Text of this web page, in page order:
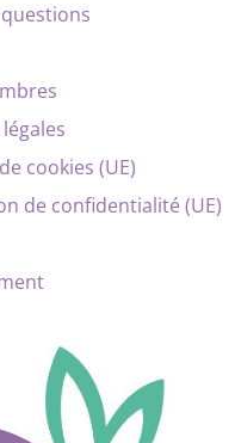
cookies (UE)
de confidentialité (UE)